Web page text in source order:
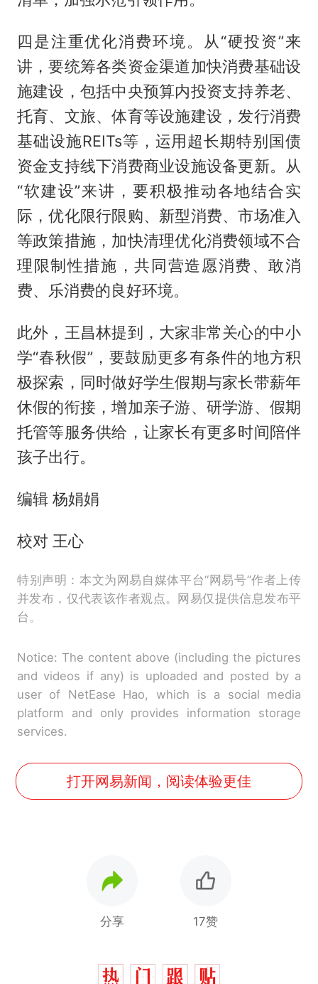
四是注重优化消费环境。从“硬投资”来
讲，要统筹各类资金渠道加快消费基础设
施建设，包括中央预算内投资支持养老、
托育、文旅、体育等设施建设，发行消费
基础设施REITs等，运用超长期特别国债
资金支持线下消费商业设施设备更新。从
“软建设”来讲，要积极推动各地结合实
际，优化限行限购、新型消费、市场准入
等政策措施，加快清理优化消费领域不合
理限制性措施，共同营造愿消费、敢消
费、乐消费的良好环境。
此外，王昌林提到，大家非常关心的中小
学“春秋假”，要鼓励更多有条件的地方积
极探索，同时做好学生假期与家长带薪年
休假的衔接，增加亲子游、研学游、假期
托管等服务供给，让家长有更多时间陪伴
孩子出行。
编辑 杨娟娟
校对 王心
特别声明：本文为网易自媒体平台“网易号”作者上传
并发布，仅代表该作者观点。网易仅提供信息发布平
台。
Notice: The content above (including the pictures
and videos if any) is uploaded and posted by a
user of NetEase Hao, which is a social media
platform and only provides information storage
services.
打开网易新闻，阅读体验更佳
分享 17赞